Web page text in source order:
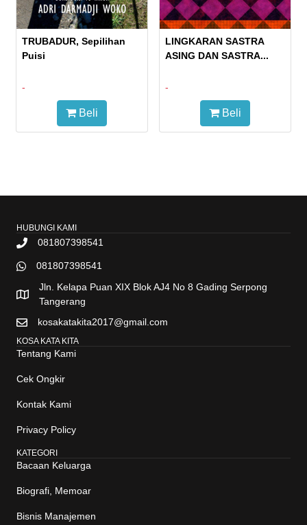
TRUBADUR, Sepilihan
Puisi
-
Beli
LINGKARAN SASTRA
ASING DAN SASTRA...
-
Beli
HUBUNGI KAMI
081807398541
081807398541
Jln. Kelapa Puan XIX Blok AJ4 No 8 Gading Serpong
Tangerang
kosakatakita2017@gmail.com
KOSA KATA KITA
Tentang Kami
Cek Ongkir
Kontak Kami
Privacy Policy
KATEGORI
Bacaan Keluarga
Biografi, Memoar
Bisnis Manajemen